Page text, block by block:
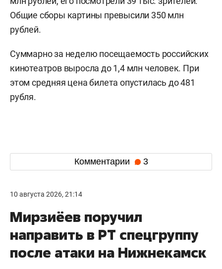
Общие сборы картины превысили 350 млн
рублей.
Суммарно за неделю посещаемость российских
кинотеатров выросла до 1,4 млн человек. При
этом средняя цена билета опустилась до 481
рубля.
Комментарии 3
10 августа 2026, 21:14
Мирзиёев поручил
направить в РТ спецгруппу
после атаки на Нижнекамск